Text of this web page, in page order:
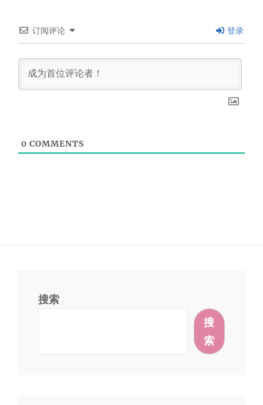
订阅评论 登录
0 COMMENTS
搜索
搜
索